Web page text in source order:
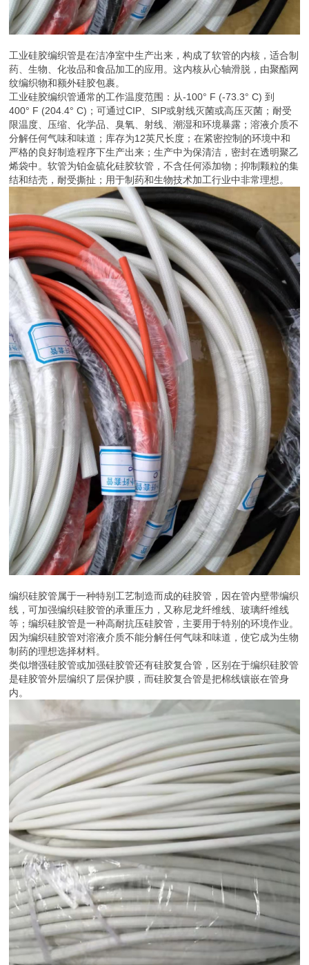
工业硅胶编织管是在洁净室中生产出来，构成了软管的内核，适合制
药、生物、化妆品和食品加工的应用。这内核从心轴滑脱，由聚酯网
纹编织物和额外硅胶包裹。
工业硅胶编织管通常的工作温度范围：从-100° F (-73.3° C) 到
400° F (204.4° C)；可通过CIP、SIP或射线灭菌或高压灭菌；耐受
限温度、压缩、化学品、臭氧、射线、潮湿和环境暴露；溶液介质不
分解任何气味和味道；库存为12英尺长度；在紧密控制的环境中和
严格的良好制造程序下生产出来；生产中为保清洁，密封在透明聚乙
烯袋中。软管为铂金硫化硅胶软管，不含任何添加物；抑制颗粒的集
结和结壳，耐受撕扯；用于制药和生物技术加工行业中非常理想。
编织硅胶管属于一种特别工艺制造而成的硅胶管，因在管内壁带编织
线，可加强编织硅胶管的承重压力，又称尼龙纤维线、玻璃纤维线
等；编织硅胶管是一种高耐抗压硅胶管，主要用于特别的环境作业。
因为编织硅胶管对溶液介质不能分解任何气味和味道，使它成为生物
制药的理想选择材料。
类似增强硅胶管或加强硅胶管还有硅胶复合管，区别在于编织硅胶管
是硅胶管外层编织了层保护膜，而硅胶复合管是把棉线镶嵌在管身
内。